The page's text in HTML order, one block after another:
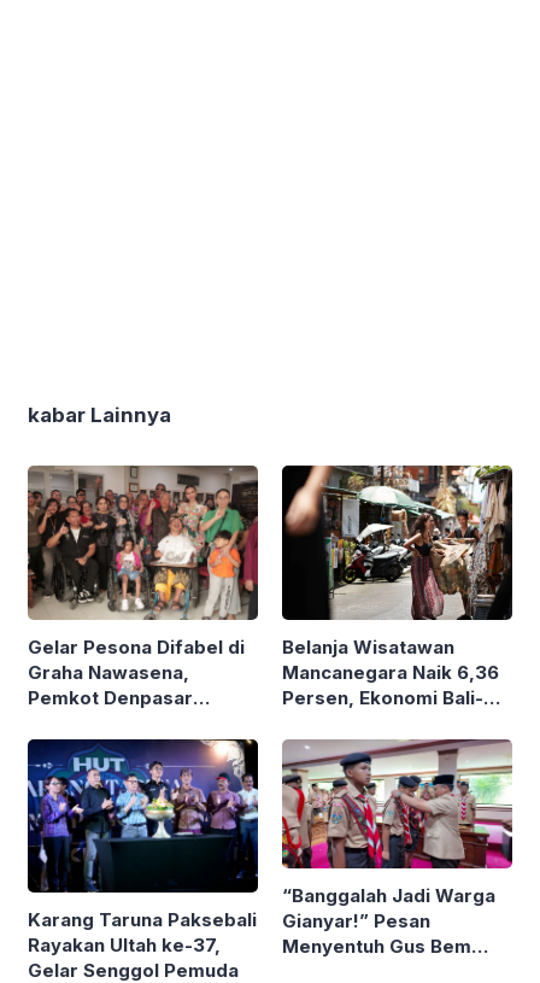
kabar Lainnya
Gelar Pesona Difabel di
Graha Nawasena,
Pemkot Denpasar
dan Penyintas
Skizofrenia
Belanja Wisatawan
Mancanegara Naik 6,36
Persen, Ekonomi Bali-
Persen
Karang Taruna Paksebali
Rayakan Ultah ke-37,
Gelar Senggol Pemuda
“Banggalah Jadi Warga
Gianyar!” Pesan
Menyentuh Gus Bem